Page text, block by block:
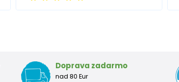
Doprava zadarmo
nad 80 Eur